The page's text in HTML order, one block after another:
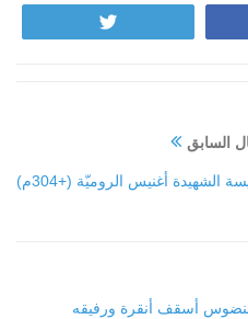
السابق
الشهيدة أغنيس الروميّة (+304م)
أسقف أنقرة ورفيقه